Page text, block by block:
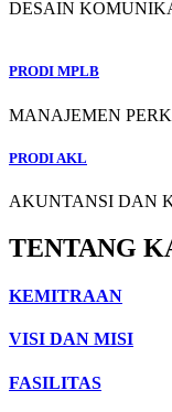
DESAIN
PRODI MPLB
MANAJEMEN
PRODI AKL
AKUNTANSI DAN
TENTANG
KEMITRAAN
VISI DAN MISI
FASILITAS